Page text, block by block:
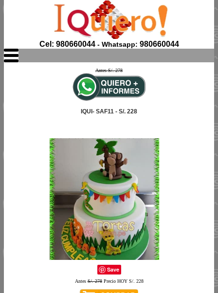
Cel: 980660044- Whatsapp: 980660044
Antes S/. 278
IQUI- SAF11 - S/. 228
Save
AntesS/. 278Precio HOY S/. 228